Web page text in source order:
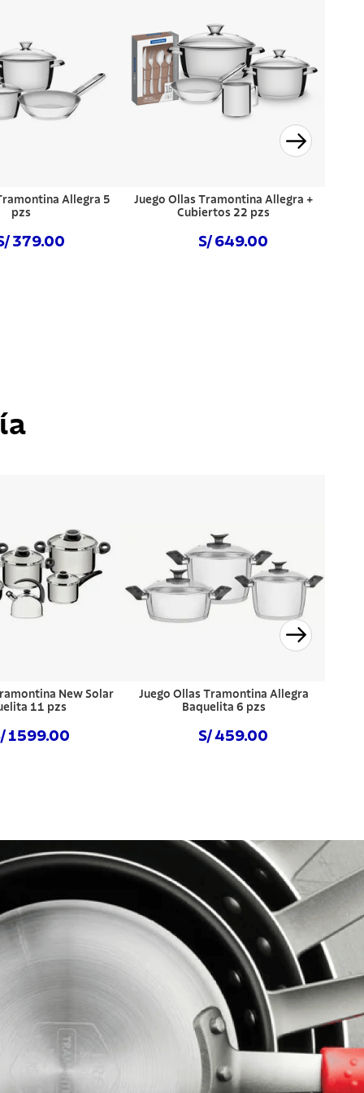
Allegra 5
pzs
379.00
Juego Ollas Tramontina Allegra +
Cubiertos 22 pzs
S/ 649.00
New Solar
11 pzs
1599.00
Juego Ollas Tramontina Allegra
Baquelita 6 pzs
S/ 459.00